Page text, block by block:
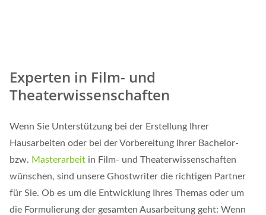
Experten in Film- und
Theaterwissenschaften
Wenn Sie Unterstützung bei der Erstellung Ihrer
Hausarbeiten oder bei der Vorbereitung Ihrer Bachelor-
bzw. Masterarbeit in Film- und Theaterwissenschaften
wünschen, sind unsere Ghostwriter die richtigen Partner
für Sie. Ob es um die Entwicklung Ihres Themas oder um
die Formulierung der gesamten Ausarbeitung geht: Wenn